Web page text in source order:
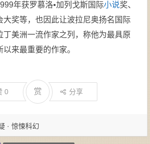
年获罗慕洛•加列戈斯国际小说奖、
大奖等，也因此让波拉尼奥扬名国际
丁美洲一流作家之列，称他为最具原
来最重要的作家。
0 赏 分享
· 惊悚科幻